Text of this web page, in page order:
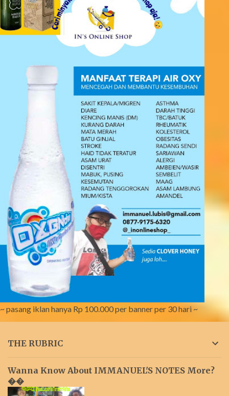
~ pasang iklan hanya Rp 100.000 per banner per 30 hari ~
THE RUBRIC
Wanna Know About IMMANUEL'S NOTES More?
��